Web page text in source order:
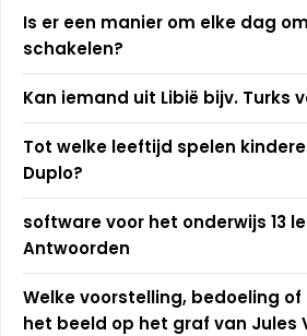
Is er een manier om elke dag
schakelen?
Kan iemand uit Libië bijv. Turks
Tot welke leeftijd spelen
Duplo?
software voor het onderwijs 13
Antwoorden
Welke voorstelling, bedoeling
het beeld op het graf van Jules